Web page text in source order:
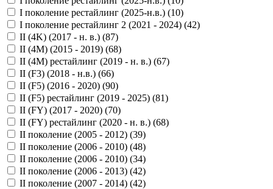
I поколение рестайлинг (2025-н.в.) (10)
I поколение рестайлинг 2 (2021 - 2024) (42)
II (4K) (2017 - н. в.) (87)
II (4M) (2015 - 2019) (68)
II (4M) рестайлинг (2019 - н. в.) (67)
II (F3) (2018 - н.в.) (66)
II (F5) (2016 - 2020) (90)
II (F5) рестайлинг (2019 - 2025) (81)
II (FY) (2017 - 2020) (70)
II (FY) рестайлинг (2020 - н. в.) (68)
II поколение (2005 - 2012) (39)
II поколение (2006 - 2010) (48)
II поколение (2006 - 2010) (34)
II поколение (2006 - 2013) (42)
II поколение (2007 - 2014) (42)